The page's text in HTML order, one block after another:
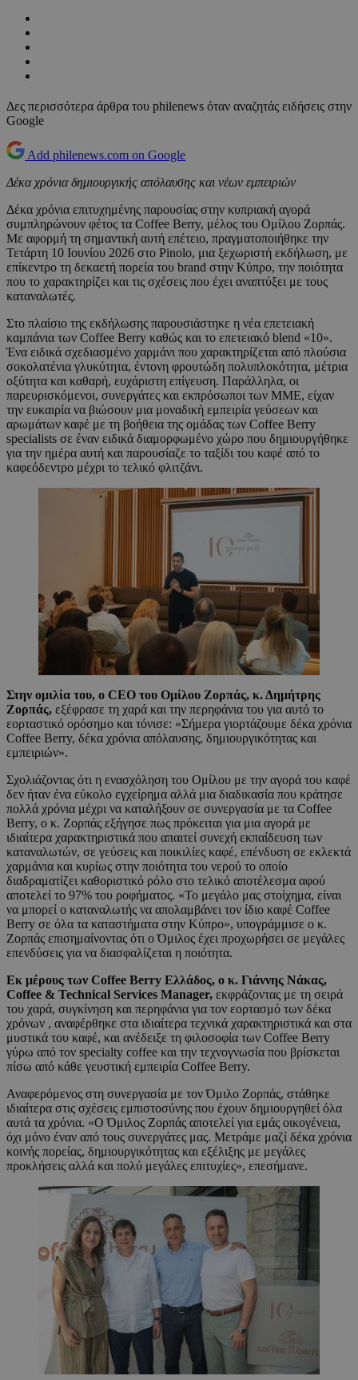
Δες περισσότερα άρθρα του philenews όταν αναζητάς ειδήσεις στην
Google
Add philenews.com on Google
Δέκα χρόνια δημιουργικής απόλαυσης και νέων εμπειριών
Δέκα χρόνια επιτυχημένης παρουσίας στην κυπριακή αγορά
συμπληρώνουν φέτος τα Coffee Berry, μέλος του Ομίλου Ζορπάς.
Με αφορμή τη σημαντική αυτή επέτειο, πραγματοποιήθηκε την
Τετάρτη 10 Ιουνίου 2026 στο Pinolo, μια ξεχωριστή εκδήλωση, με
επίκεντρο τη δεκαετή πορεία του brand στην Κύπρο, την ποιότητα
που το χαρακτηρίζει και τις σχέσεις που έχει αναπτύξει με τους
καταναλωτές.
Στο πλαίσιο της εκδήλωσης παρουσιάστηκε η νέα επετειακή
καμπάνια των Coffee Berry καθώς και το επετειακό blend «10».
Ένα ειδικά σχεδιασμένο χαρμάνι που χαρακτηρίζεται από πλούσια
σοκολατένια γλυκύτητα, έντονη φρουτώδη πολυπλοκότητα, μέτρια
οξύτητα και καθαρή, ευχάριστη επίγευση. Παράλληλα, οι
παρευρισκόμενοι, συνεργάτες και εκπρόσωποι των ΜΜΕ, είχαν
την ευκαιρία να βιώσουν μια μοναδική εμπειρία γεύσεων και
αρωμάτων καφέ με τη βοήθεια της ομάδας των Coffee Berry
specialists σε έναν ειδικά διαμορφωμένο χώρο που δημιουργήθηκε
για την ημέρα αυτή και παρουσίαζε το ταξίδι του καφέ από το
καφεόδεντρο μέχρι το τελικό φλιτζάνι.
Στην ομιλία του, ο CEO του Ομίλου Ζορπάς, κ. Δημήτρης
Ζορπάς, εξέφρασε τη χαρά και την περηφάνια του για αυτό το
εορταστικό ορόσημο και τόνισε: «Σήμερα γιορτάζουμε δέκα χρόνια
Coffee Berry, δέκα χρόνια απόλαυσης, δημιουργικότητας και
εμπειριών».
Σχολιάζοντας ότι η ενασχόληση του Ομίλου με την αγορά του καφέ
δεν ήταν ένα εύκολο εγχείρημα αλλά μια διαδικασία που κράτησε
πολλά χρόνια μέχρι να καταλήξουν σε συνεργασία με τα Coffee
Berry, ο κ. Ζορπάς εξήγησε πως πρόκειται για μια αγορά με
ιδιαίτερα χαρακτηριστικά που απαιτεί συνεχή εκπαίδευση των
καταναλωτών, σε γεύσεις και ποικιλίες καφέ, επένδυση σε εκλεκτά
χαρμάνια και κυρίως στην ποιότητα του νερού το οποίο
διαδραματίζει καθοριστικό ρόλο στο τελικό αποτέλεσμα αφού
αποτελεί το 97% του ροφήματος. «Το μεγάλο μας στοίχημα, είναι
να μπορεί ο καταναλωτής να απολαμβάνει τον ίδιο καφέ Coffee
Berry σε όλα τα καταστήματα στην Κύπρο», υπογράμμισε ο κ.
Ζορπάς επισημαίνοντας ότι ο Όμιλος έχει προχωρήσει σε μεγάλες
επενδύσεις για να διασφαλίζεται η ποιότητα.
Εκ μέρους των Coffee Berry Ελλάδος, ο κ. Γιάννης Νάκας,
Coffee & Technical Services Manager, εκφράζοντας με τη σειρά
του χαρά, συγκίνηση και περηφάνια για τον εορτασμό των δέκα
χρόνων , αναφέρθηκε στα ιδιαίτερα τεχνικά χαρακτηριστικά και στα
μυστικά του καφέ, και ανέδειξε τη φιλοσοφία των Coffee Berry
γύρω από τον specialty coffee και την τεχνογνωσία που βρίσκεται
πίσω από κάθε γευστική εμπειρία Coffee Berry.
Αναφερόμενος στη συνεργασία με τον Όμιλο Ζορπάς, στάθηκε
ιδιαίτερα στις σχέσεις εμπιστοσύνης που έχουν δημιουργηθεί όλα
αυτά τα χρόνια. «Ο Όμιλος Ζορπάς αποτελεί για εμάς οικογένεια,
όχι μόνο έναν από τους συνεργάτες μας. Μετράμε μαζί δέκα χρόνια
κοινής πορείας, δημιουργικότητας και εξέλιξης με μεγάλες
προκλήσεις αλλά και πολύ μεγάλες επιτυχίες», επεσήμανε.